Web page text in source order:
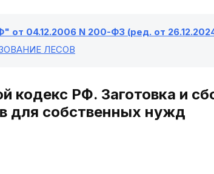
от 04.12.2006 N 200-ФЗ (ред. от
ЛЕСОВ
кодекс РФ. Заготовка и
для собственных нужд